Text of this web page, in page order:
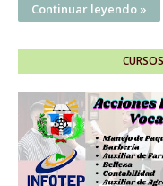
Continuar leyendo »